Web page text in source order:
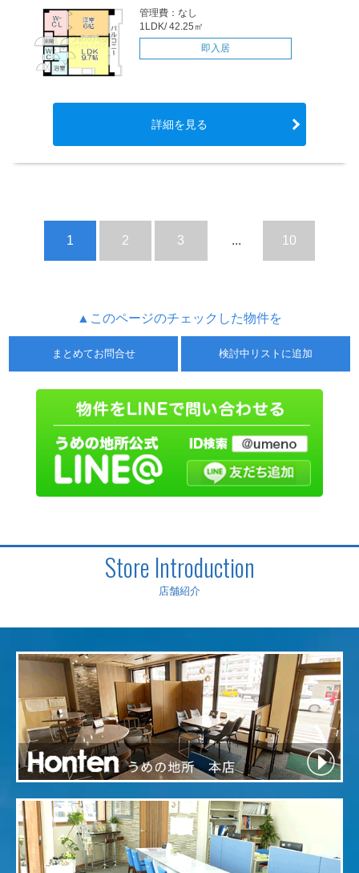
管理費：なし
1LDK/ 42.25㎡
即入居
詳細を見る
1 2 3 ... 10
▲このページのチェックした物件を
まとめてお問合せ 検討中リストに追加
Store Introduction
店舗紹介